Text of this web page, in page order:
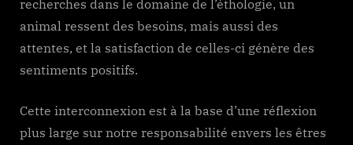
recherches dans le domaine de l’éthologie, un
animal ressent des besoins, mais aussi des
attentes, et la satisfaction de celles-ci génère des
sentiments positifs.
Cette interconnexion est à la base d’une réflexion
plus large sur notre responsabilité envers les êtres